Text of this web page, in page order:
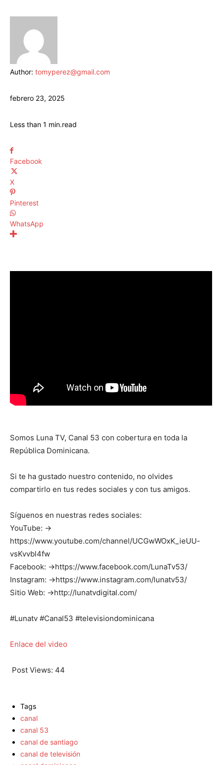
Author: tomyperez@gmail.com
febrero 23, 2025
Less than 1 min.read
Facebook
X
Pinterest
WhatsApp
Somos Luna TV, Canal 53 con cobertura en toda la
República Dominicana.
Si te ha gustado nuestro contenido, no olvides
compartirlo en tus redes sociales y con tus amigos.
Síguenos en nuestras redes sociales:
YouTube: →
https://www.youtube.com/channel/UCGwWOxK_ieUU-
vsKvvbl4fw
Facebook: →https://www.facebook.com/LunaTv53/
Instagram: →https://www.instagram.com/lunatv53/
Sitio Web: →http://lunatvdigital.com/
#Lunatv #Canal53 #televisiondominicana
Enlace del video
Post Views: 44
Tags
canal
canal 53
canal de santiago
canal de televisión